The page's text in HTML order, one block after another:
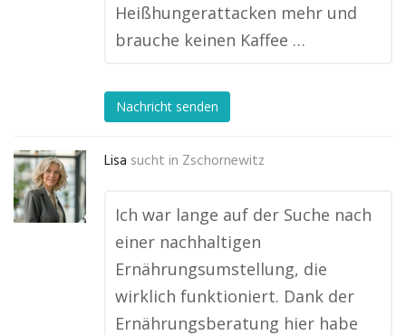
Heißhungerattacken mehr und
brauche keinen Kaffee …
Nachricht senden
Lisa sucht in Zschornewitz
Ich war lange auf der Suche nach
einer nachhaltigen
Ernährungsumstellung, die
wirklich funktioniert. Dank der
Ernährungsberatung hier habe